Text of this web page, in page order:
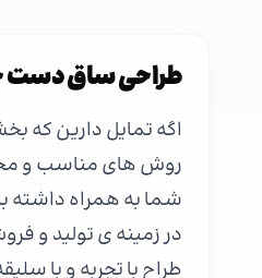
طراحی ساق دست
اگه تمایل دارین که
روش های مناسب و
شما به همراه داشته
در زمینه ی تولید و
طراح با تجربه و با